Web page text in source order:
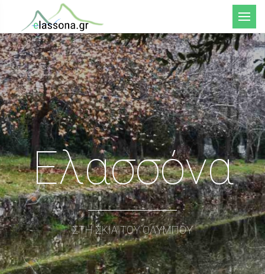
Μενού
Ελασσόνα
ΣΤΗ ΣΚΙΑ ΤΟΥ ΟΛΥΜΠΟΥ